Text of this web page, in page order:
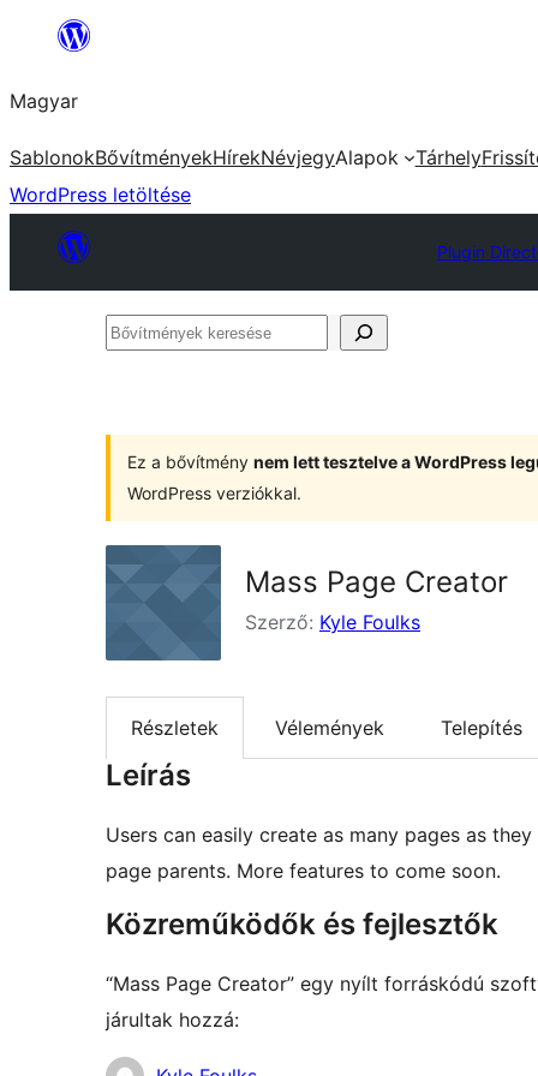
Ugrás
tartalomhoz
Magyar
SablonokBővítményekHírekNévjegyAlapok Tárhely
WordPress letöltése
Plugin
Bővítmények
Ez a bővítmény nem lett tesztelve a WordPress
WordPress verziókkal.
Mass Page Creator
Szerző: Kyle Foulks
Részletek Vélemények Telepítés
Leírás
Users can easily create as many pages as
page parents. More features to come soon.
Közreműködők és fejlesztők
“Mass Page Creator” egy nyílt forráskódú
járultak hozzá: